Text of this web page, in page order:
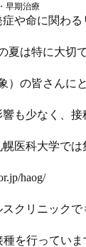
早期治療
や命に関わ
夏は特に大切
）の皆さんにと
も少なく、接
医科大学で
haog/
クリニックで
を行っていま